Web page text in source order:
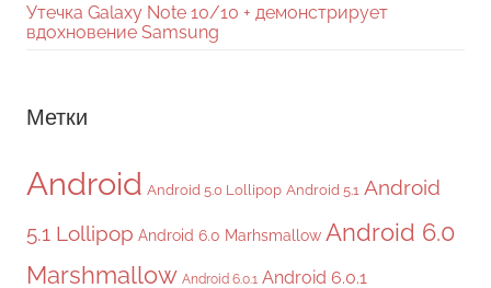
Утечка Galaxy Note 10/10 + демонстрирует
вдохновение Samsung
Метки
Android Android 5.0 Lollipop Android 5.1 Android
5.1 Lollipop Android 6.0 Marhsmallow Android 6.0
Marshmallow Android 6.0.1 Android 6.0.1